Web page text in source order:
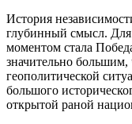
История
глубинный смысл.
моментом стала
значительно
геополитической
большого
открытой раной